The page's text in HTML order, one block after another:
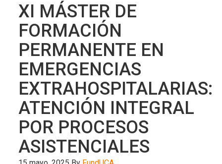
XI MÁSTER DE
FORMACIÓN
PERMANENTE EN
EMERGENCIAS
EXTRAHOSPITALARIAS:
ATENCIÓN INTEGRAL
POR PROCESOS
ASISTENCIALES